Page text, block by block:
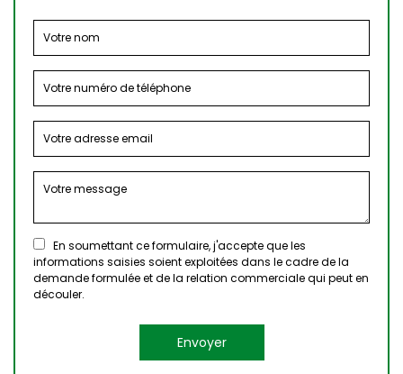
En soumettant ce formulaire, j'accepte que les
informations saisies soient exploitées dans le cadre de la
demande formulée et de la relation commerciale qui peut en
découler.